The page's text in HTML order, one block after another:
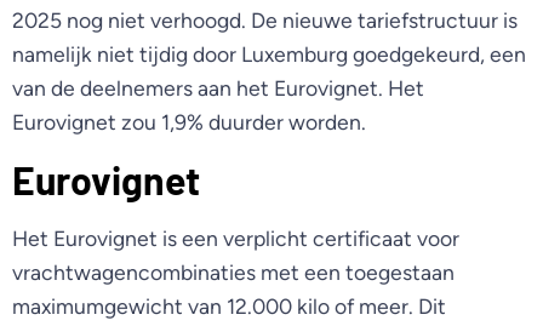
2025 nog niet verhoogd. De nieuwe tariefstructuur is
namelijk niet tijdig door Luxemburg goedgekeurd, een
van de deelnemers aan het Eurovignet. Het
Eurovignet zou 1,9% duurder worden.
Eurovignet
Het Eurovignet is een verplicht certificaat voor
vrachtwagencombinaties met een toegestaan
maximumgewicht van 12.000 kilo of meer. Dit